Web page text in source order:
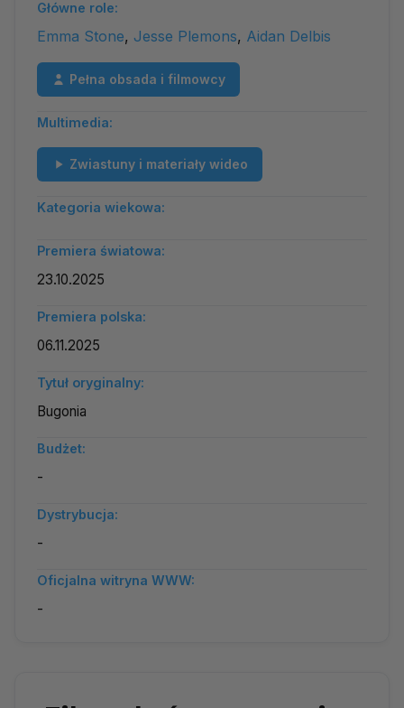
Główne role:
Emma Stone, Jesse Plemons, Aidan Delbis
Pełna obsada i filmowcy
Multimedia:
Zwiastuny i materiały wideo
Kategoria wiekowa:
Premiera światowa:
23.10.2025
Premiera polska:
06.11.2025
Tytuł oryginalny:
Bugonia
Budżet:
-
Dystrybucja:
-
Oficjalna witryna WWW:
-